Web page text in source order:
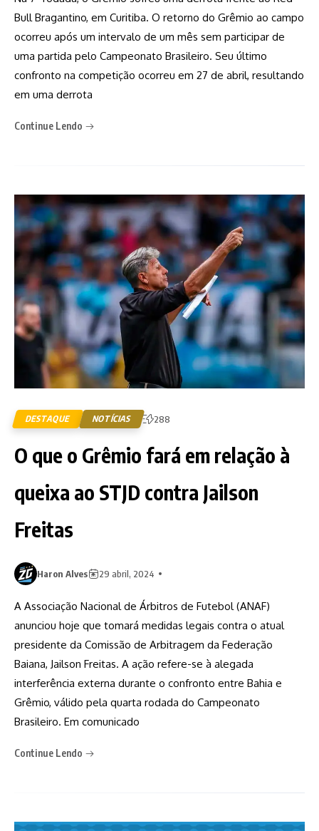
Bull Bragantino, em Curitiba. O retorno do Grêmio ao campo
ocorreu após um intervalo de um mês sem participar de
uma partida pelo Campeonato Brasileiro. Seu último
confronto na competição ocorreu em 27 de abril, resultando
em uma derrota
Continue Lendo
DESTAQUE NOTÍCIAS 288
O que o Grêmio fará em relação à
queixa ao STJD contra Jailson
Freitas
Haron Alves 29 abril, 2024
A Associação Nacional de Árbitros de Futebol (ANAF)
anunciou hoje que tomará medidas legais contra o atual
presidente da Comissão de Arbitragem da Federação
Baiana, Jailson Freitas. A ação refere-se à alegada
interferência externa durante o confronto entre Bahia e
Grêmio, válido pela quarta rodada do Campeonato
Brasileiro. Em comunicado
Continue Lendo